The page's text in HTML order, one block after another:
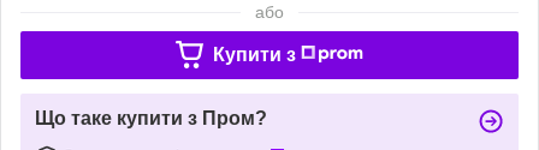
або
Купити з
Що таке купити з Пром?